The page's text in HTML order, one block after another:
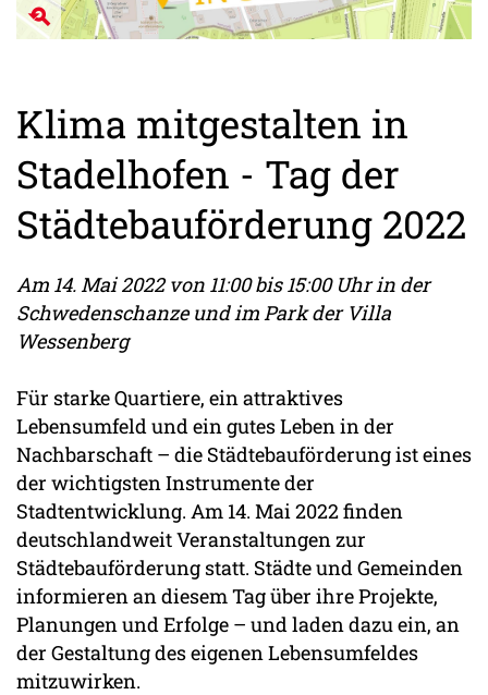
Klima mitgestalten in
Stadelhofen - Tag der
Städtebauförderung 2022
Am 14. Mai 2022 von 11:00 bis 15:00 Uhr in der
Schwedenschanze und im Park der Villa
Wessenberg
Für starke Quartiere, ein attraktives
Lebensumfeld und ein gutes Leben in der
Nachbarschaft – die Städtebauförderung ist eines
der wichtigsten Instrumente der
Stadtentwicklung. Am 14. Mai 2022 finden
deutschlandweit Veranstaltungen zur
Städtebauförderung statt. Städte und Gemeinden
informieren an diesem Tag über ihre Projekte,
Planungen und Erfolge – und laden dazu ein, an
der Gestaltung des eigenen Lebensumfeldes
mitzuwirken.